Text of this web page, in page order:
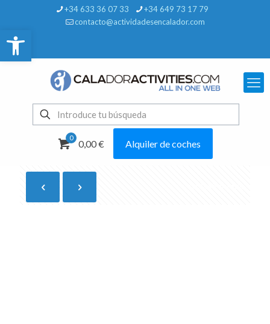
+34 633 36 07 33
+34 649 73 17 79
contacto@actividadesencalador.com
0
0,00 € Alquiler de coches
Abrir barra de herramientas